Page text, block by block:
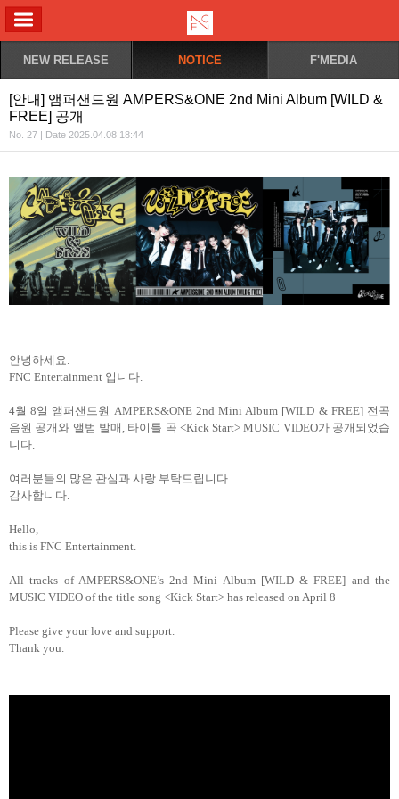
NEW RELEASE NOTICE F'MEDIA
[안내] 앰퍼샌드원 AMPERS&ONE 2nd Mini Album [WILD &
FREE] 공개
No. 27 | Date 2025.04.08 18:44
안녕하세요
FNC Entertainment 입니다
4월 8일 앰퍼샌드원 AMPERS&ONE 2nd Mini Album [WILD & FREE] 전곡
음원 공개와 앨범 발매 타이틀 곡 <Kick Start> MUSIC VIDEO가 공개되었습
니다
여러분들의 많은 관심과 사랑 부탁드립니다
감사합니다
Hello,
this is FNC Entertainment.
All tracks of AMPERS&ONE’s 2nd Mini Album [WILD & FREE] and the
MUSIC VIDEO of the title song <Kick Start> has released on April 8
Please give your love and support.
Thank you.